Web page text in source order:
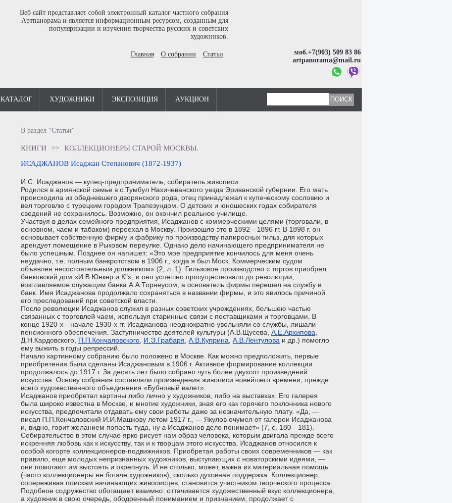
Веб сайт представляет собой электронный каталог частного собрания
Артпанорама и является информационным ресурсом, созданным для
популяризации и изучения творчества русских и советских
художников.
Главная О собрании Статьи
моб.+7(903) 509 83 86
artpanorama@mail.ru
КАТАЛОГ ХУДОЖНИКИ ЭКСПОЗИЦИЯ АУКЦИОН
В раздел "Статьи"
КНИГИ >> КОЛЛЕКЦИОНЕРЫ СТАРОЙ МОСКВЫ.
ИСАДЖАНОВ Исаджан Степанович (1872-1937)
И.С. Исаджанов — купец-предприниматель, собиратель живописи.
Родился в армянской семье в с.Тумбул Нахичеванского уезда Эриванской губернии. Его мать
происходила из обедневшего дворянского рода, отец принадлежал к купеческому сословию и
вел торговлю с турецким городом Трапезундом. О детских и юношеских годах собирателя
сведений не сохранилось. Возможно, он окончил реальное училище.
Участвуя в делах семейного предприятия, Исаджанов с коммерческими целями (торговали, в
основном, чаем и табаком) переехал в Москву. Произошло это в 1892—1896 гг. В 1898 г. он
основывает собственную фирму и фабрику по производству папиросных гильз, для которых
арендует помещение в Рыковом переулке. Однако дело начинающего предпринимателя не
было успешным. Позднее он напишет: «Это мое предприятие кончилось для меня очень
неудачно, т.е. полным банкротством в 1906 г., когда я был Моск. Коммерческим судом
объявлен несостоятельным должником» (2, л. 1). Гильзовое производство с торгов приобрел
банковский дом «И.В.Юнкер и К"», и оно успешно просуществовало до революции,
возглавляемое служащим банка А.А.Торнеусом, а основатель фирмы перешел на службу в
банк. Имя Исаджанова продолжало сохраняться в названии фирмы, и это явилось причиной
его преследований при советской власти.
После революции Исаджанов служил в разных советских учреждениях, большею частью
связанных с торговлей чаем, используя старинные связи с поставщиками и торговцами. В
конце 1920-х—начале 1930-х гг. Исаджанова неоднократно увольняли со службы, лишали
пенсионного обеспечения. Заступничество деятелей культуры (А.В.Щусева, А.Е.Архипова
Д.Н.Кардовского, П.П.Кончаловского И.Э.Грабаря А.В.Куприна А.В.Лентулова и др.) помогло
ему выжить в годы репрессий.
Начало картинному собранию было положено в Москве. Как можно предположить, первые
приобретения были сделаны Исаджановым в 1906 г. Активное формирование коллекции
продолжалось до 1917 г. За десять лет было собрано чуть более двухсот произведений
искусства. Основу собрания составляли произведения живописи новейшего времени, прежде
всего художественного объединения «Бубновый валет».
Исаджанов приобретал картины либо лично у художников, либо на выставках. Его галерея
была широко известна в Москве, и многие художники, зная его как горячего поклонника нового
искусства, предпочитали отдавать ему свои работы даже за незначительную плату. «Да, —
писал П.П.Кончаловский И.И.Машкову летом 1917 г., — Якулов очумел от галереи Исаджанова
и, видно, горит желанием попасть туда, ну а Исаджанов дело понимает» (7, с. 180—181).
Собирательство в этом случае ярко рисует нам образ человека, которым двигала прежде всего
искренняя любовь как к искусству, так и к творцам этого искусства. Исаджанов относился к
особой когорте коллекционеров-подвижников. Приобретая работы своих современников — как
правило, еще молодых непризнанных художников, выступающих с новаторскими идеями, —
они помогают им выстоять и окрепнуть. И не столько, может, важна их материальная помощь
(часто коллекционеры не богаче художников), сколько духовная поддержка. Коллекционер,
сопереживая поискам начинающих живописцев, становится участником творческого процесса.
Подобное содружество обогащает взаимно: оттачивается художественный вкус коллекционера,
а художник в свою очередь, ободренный пониманием и признанием, продолжает с